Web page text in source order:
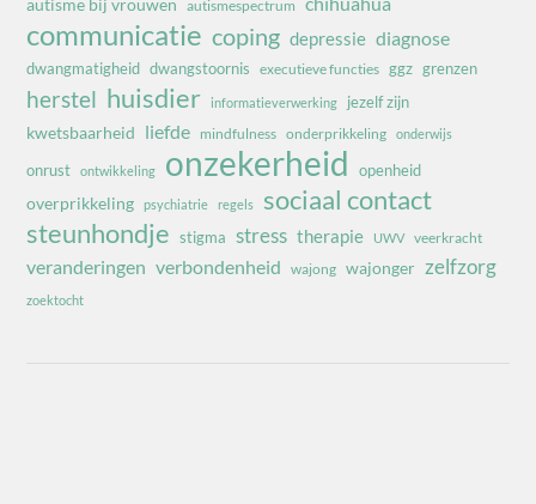
autismespectrum
communicatie coping depressie diagnose
dwangmatigheid dwangstoornis executieve functies ggz grenzen
herstel huisdier informatieverwerking jezelf zijn
kwetsbaarheid liefde mindfulness onderprikkeling onderwijs
onrust ontwikkeling onzekerheid openheid
overprikkeling psychiatrie regels
sociaal contact
steunhondje stigma stress therapie UWV veerkracht
veranderingen verbondenheid wajong wajonger zelfzorg
zoektocht